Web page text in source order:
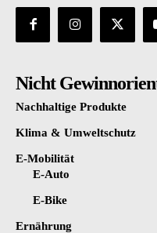
Nicht
Nachhaltige Produkte
Klima & Umweltschutz
E-Mobilität
E-Auto
E-Bike
Ernährung